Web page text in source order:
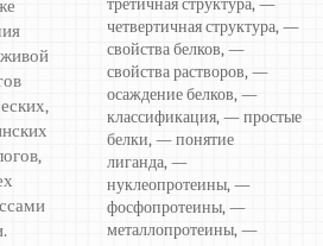
третичная структура, —
четвертичная структура, —
свойства белков, —
свойства растворов, —
осаждение белков, —
классификация, — простые
белки, — понятие
лиганда, —
нуклеопротеины, —
фосфопротеины, —
металлопротеины, —